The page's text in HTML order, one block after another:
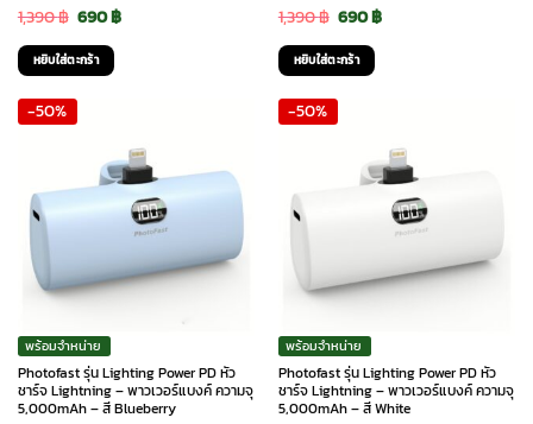
1,390฿ Original
price
was:
1,390 ฿.
690฿Current
หยิบใส่ตะกร้า
1,390฿ Original
price
was:
1,390 ฿.
690฿Current
หยิบใส่ตะกร้า
-50%
พร้อมจำหน่าย
Photofast รุ่น Lighting Power PD หัว
ชาร์จ Lightning – พาวเวอร์แบงค์ ความจุ
5,000mAh – สี Blueberry
-50%
พร้อมจำหน่าย
Photofast รุ่น Lighting Power PD หัว
ชาร์จ Lightning – พาวเวอร์แบงค์ ความจุ
5,000mAh – สี White